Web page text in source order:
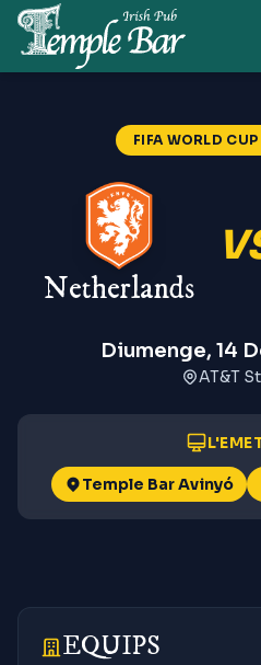
Netherlands vs
FIFA WORLD CUP
Netherlands
Diumenge, 14
AT&T
Temple Bar Avinyó
EQUIPS